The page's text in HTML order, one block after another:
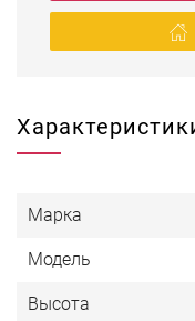
Марка
Модель
Высота